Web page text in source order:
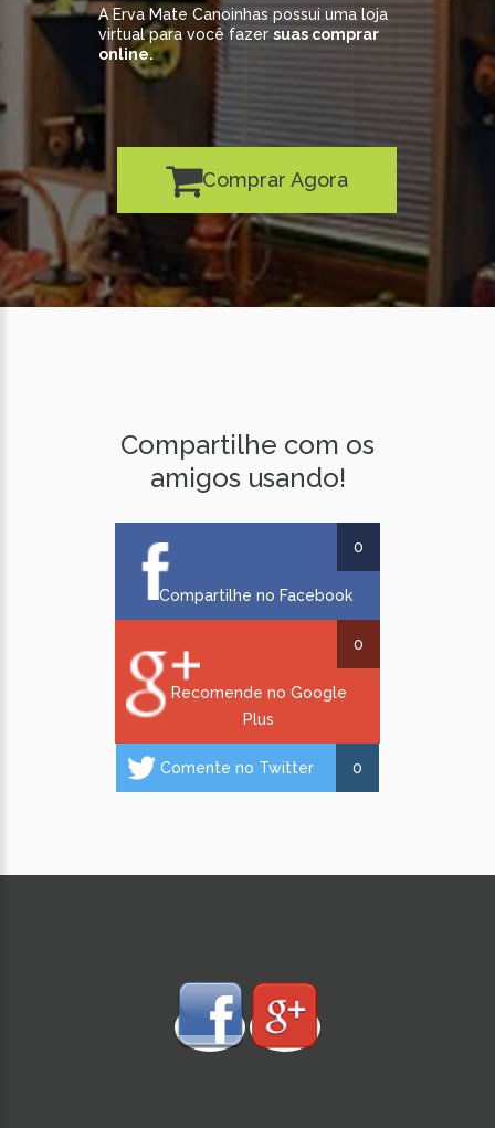
A Erva Mate Canoinhas possui uma loja
virtual para você fazer suas comprar
online.
Comprar Agora
Compartilhe com os
amigos usando!
0
Compartilhe no Facebook
0
Recomende no Google
Plus
0
Comente no Twitter